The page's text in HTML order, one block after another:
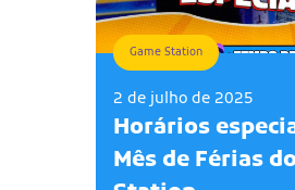
Game Station
2 de julho de 2025
Horários
Mês de Férias